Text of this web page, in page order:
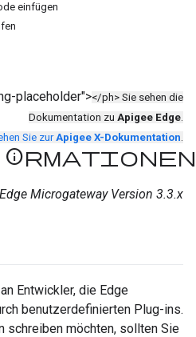
einfügen
placeholder"></ph> Sie sehen die
Dokumentation zu Apigee Edge.
Sie zurApigee X-Dokumentation.
Edge Microgateway Version 3.3.x
Entwickler, die Edge
benutzerdefinierten Plug-ins.
schreiben möchten, sollten Sie